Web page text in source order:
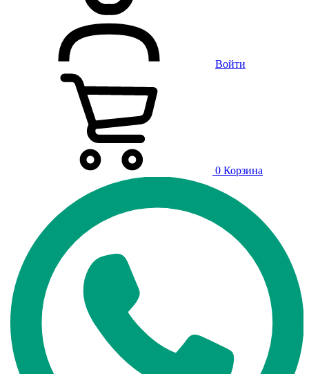
Войти
0 Корзина